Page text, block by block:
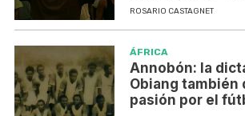
ROSARIO CASTAGNET
ÁFRICA
Annobón: la
Obiang también
pasión por el